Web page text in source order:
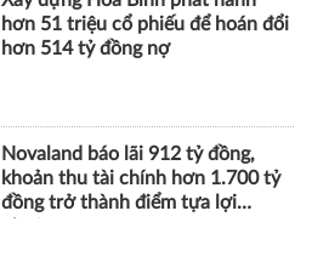
hơn 51 triệu cổ phiếu để hoán đổi
hơn 514 tỷ đồng nợ
Novaland báo lãi 912 tỷ đồng,
khoản thu tài chính hơn 1.700 tỷ
đồng trở thành điểm tựa lợi